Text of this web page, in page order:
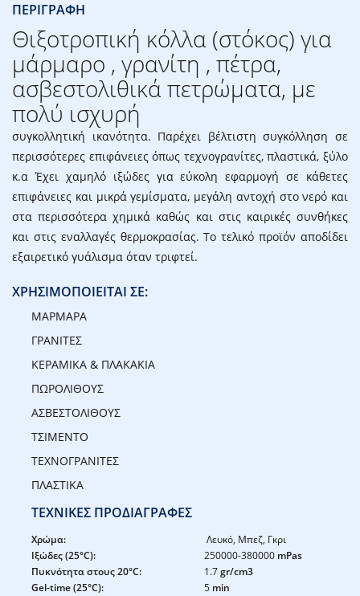
ΠΕΡΙΓΡΑΦΗ
Θιξοτροπική κόλλα (στόκος) για
μάρμαρο , γρανίτη , πέτρα,
ασβεστολιθικά πετρώματα, με
πολύ ισχυρή
συγκολλητική ικανότητα. Παρέχει βέλτιστη συγκόλληση σε
περισσότερες επιφάνειες όπως τεχνογρανίτες, πλαστικά, ξύλο
κ.α Έχει χαμηλό ιξώδες για εύκολη εφαρμογή σε κάθετες
επιφάνειες και μικρά γεμίσματα, μεγάλη αντοχή στο νερό και
στα περισσότερα χημικά καθώς και στις καιρικές συνθήκες
και στις εναλλαγές θερμοκρασίας. Το τελικό προϊόν αποδίδει
εξαιρετικό γυάλισμα όταν τριφτεί.
ΧΡΗΣΙΜΟΠΟΙΕΙΤΑΙ ΣΕ:
ΜΑΡΜΑΡΑ
ΓΡΑΝΙΤΕΣ
ΚΕΡΑΜΙΚΑ & ΠΛΑΚΑΚΙΑ
ΠΩΡΟΛΙΘΟΥΣ
ΑΣΒΕΣΤΟΛΙΘΟΥΣ
ΤΣΙΜΕΝΤΟ
ΤΕΧΝΟΓΡΑΝΙΤΕΣ
ΠΛΑΣΤΙΚΑ
ΤΕΧΝΙΚΕΣ ΠΡΟΔΙΑΓΡΑΦΕΣ
Χρώμα:
Λευκό, Μπεζ, Γκρι
Ιξώδες (25°C):
250000-380000 mPas
Πυκνότητα στους 20°C:
1.7gr/cm3
Gel-time (25°C):
5 min